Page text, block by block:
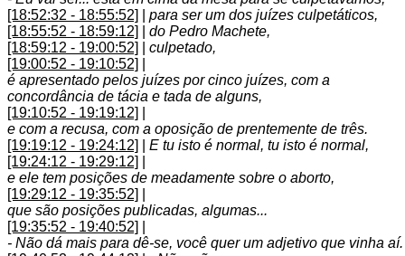
[18:52:32 - 18:55:52]
para ser um dos juízes culpetáticos,
[18:55:52 - 18:59:12]
do Pedro Machete,
[18:59:12 - 19:00:52]
culpetado,
[19:00:52 - 19:10:52]
é apresentado pelos juízes por cinco juízes, com a
concordância de tácia e tada de alguns,
[19:10:52 - 19:19:12]
e com a recusa, com a oposição de prentemente de três.
[19:19:12 - 19:24:12]
E tu isto é normal, tu isto é normal,
[19:24:12 - 19:29:12]
e ele tem posições de meadamente sobre o aborto,
[19:29:12 - 19:35:52]
que são posições publicadas, algumas...
[19:35:52 - 19:40:52]
- Não dá mais para dê-se, você quer um adjetivo que vinha aí.